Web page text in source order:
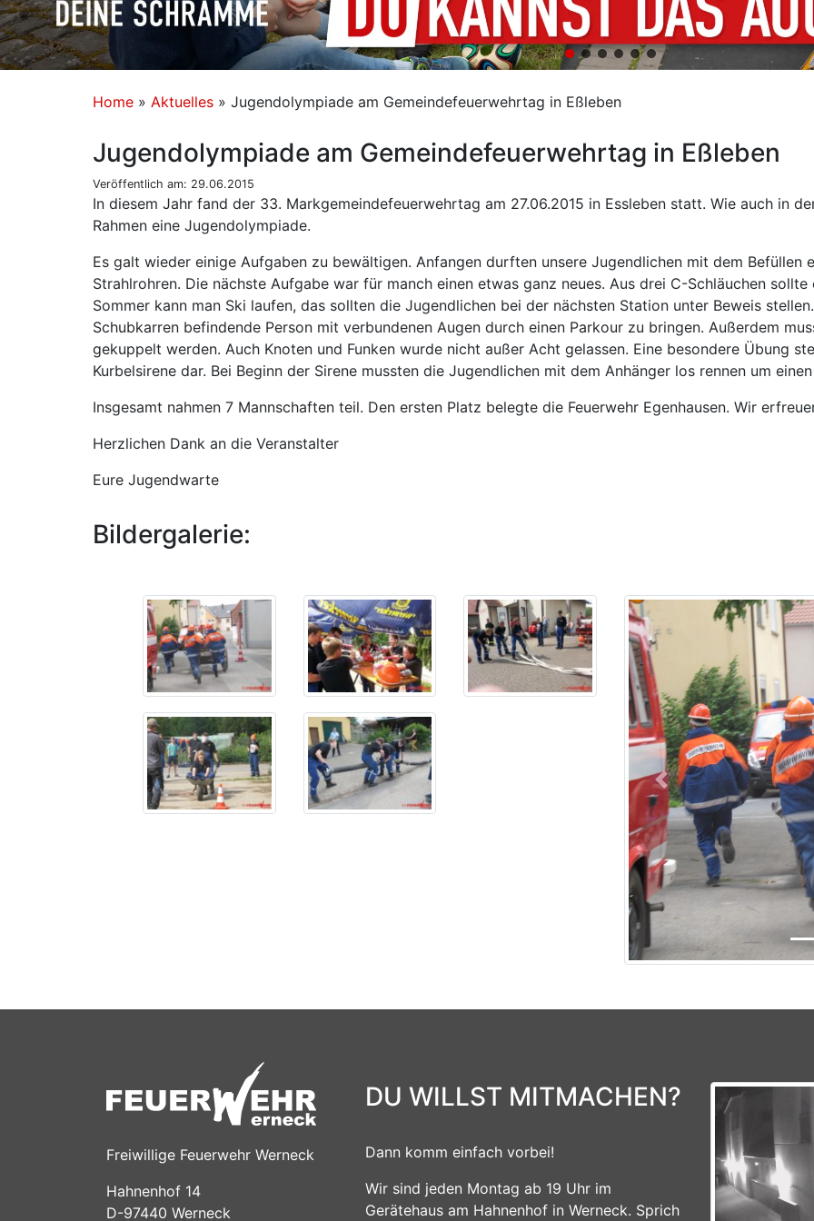
Home » Aktuelles » Jugendolympiade am Gemeindefeuerwehrtag in Eßleben
Jugendolympiade am Gemeindefeuerwehrtag in Eßleben
Veröffentlich am: 29.06.2015
In diesem Jahr fand der 33. Markgemeindefeuerwehrtag am 27.06.2015 in Essleben statt. Wie auch in
Rahmen eine Jugendolympiade.
Es galt wieder einige Aufgaben zu bewältigen. Anfangen durften unsere Jugendlichen mit dem Befüllen
Strahlrohren. Die nächste Aufgabe war für manch einen etwas ganz neues. Aus drei C-Schläuchen
Sommer kann man Ski laufen, das sollten die Jugendlichen bei der nächsten Station unter Beweis
Schubkarren befindende Person mit verbundenen Augen durch einen Parkour zu bringen. Außerdem
gekuppelt werden. Auch Knoten und Funken wurde nicht außer Acht gelassen. Eine besondere Übung
Kurbelsirene dar. Bei Beginn der Sirene mussten die Jugendlichen mit dem Anhänger los rennen um
Insgesamt nahmen 7 Mannschaften teil. Den ersten Platz belegte die Feuerwehr Egenhausen. Wir
Herzlichen Dank an die Veranstalter
Eure Jugendwarte
Bildergalerie:
Previous
Freiwillige Feuerwehr Werneck
Hahnenhof 14
D-97440 Werneck
DU WILLST MITMACHEN?
Dann komm einfach vorbei!
Wir sind jeden Montag ab 19 Uhr im
Gerätehaus am Hahnenhof in Werneck. Sprich